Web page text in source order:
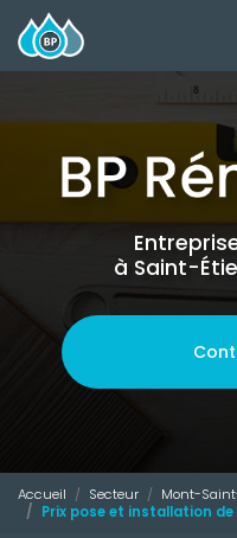
au
contenu
principal
à Saint-
Accueil Secteur
Mont-
Prix pose et installation